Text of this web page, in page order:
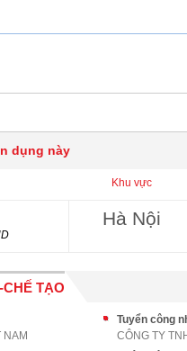
dụng này
Khu vực
Hà Nội
TẠO
NAM
Tuyển công
CÔNG TY